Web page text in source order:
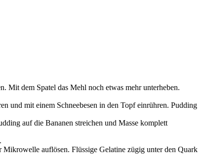
Mit dem Spatel das Mehl noch etwas mehr unterheben.
und mit einem Schneebesen in den Topf einrühren. Pudding
auf die Bananen streichen und Masse komplett
auflösen. Flüssige Gelatine zügig unter den Quark